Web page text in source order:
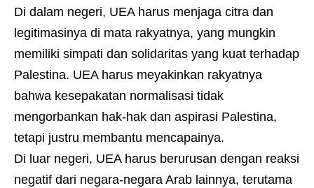
Di dalam negeri, UEA harus menjaga citra dan
legitimasinya di mata rakyatnya, yang mungkin
memiliki simpati dan solidaritas yang kuat terhadap
Palestina. UEA harus meyakinkan rakyatnya
bahwa kesepakatan normalisasi tidak
mengorbankan hak-hak dan aspirasi Palestina,
tetapi justru membantu mencapainya.
Di luar negeri, UEA harus berurusan dengan reaksi
negatif dari negara-negara Arab lainnya, terutama